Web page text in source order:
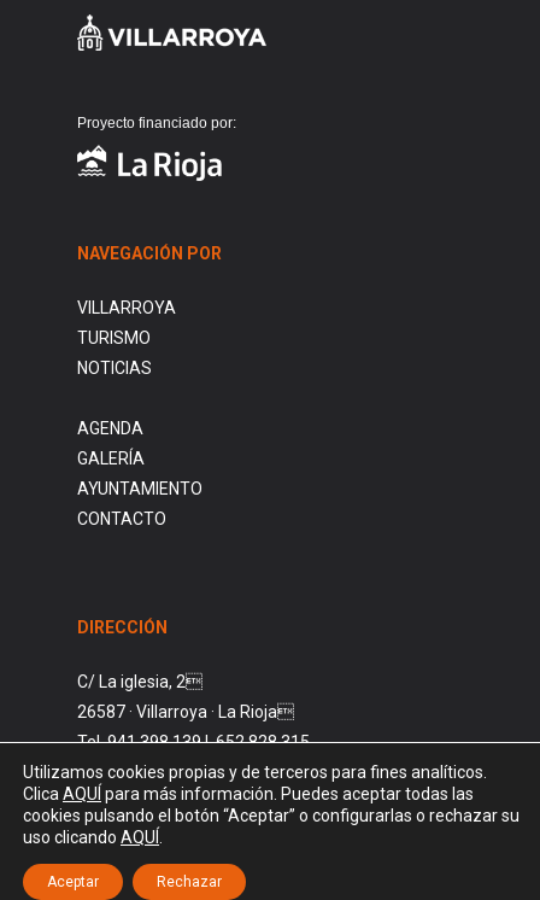
Proyecto financiado por:
NAVEGACIÓN POR
VILLARROYA
TURISMO
NOTICIAS
AGENDA
GALERÍA
AYUNTAMIENTO
CONTACTO
DIRECCIÓN
C/ La iglesia, 2
26587 · Villarroya · La Rioja
Tel. 941 398 139 | 652 828 315
ayto@villarroya.es
© AYUNTAMIENTO DE VILLARROYA. 2026
Utilizamos cookies propias y de terceros para fines analíticos.
Clica AQUÍ para más información. Puedes aceptar todas las
cookies pulsando el botón “Aceptar” o configurarlas o rechazar su
uso clicando AQUÍ
Aceptar Rechazar